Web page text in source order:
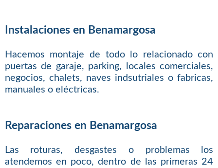
Instalaciones en Benamargosa
Hacemos montaje de todo lo relacionado con
puertas de garaje, parking, locales comerciales,
negocios, chalets, naves indsutriales o fabricas,
manuales o eléctricas.
Reparaciones en Benamargosa
Las roturas, desgastes o problemas los
atendemos en poco, dentro de las primeras 24